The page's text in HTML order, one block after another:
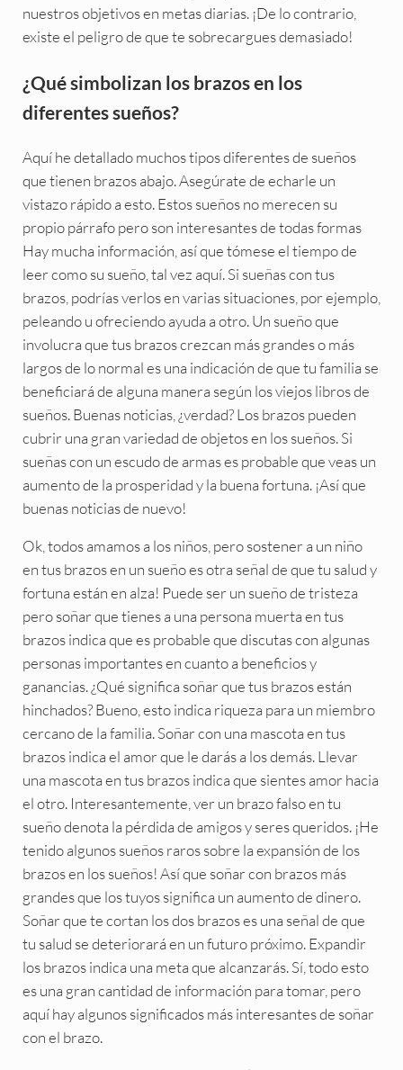
nuestros objetivos en metas diarias. ¡De lo contrario,
existe el peligro de que te sobrecargues demasiado!
¿Qué simbolizan los brazos en los
diferentes sueños?
Aquí he detallado muchos tipos diferentes de sueños
que tienen brazos abajo. Asegúrate de echarle un
vistazo rápido a esto. Estos sueños no merecen su
propio párrafo pero son interesantes de todas formas
Hay mucha información, así que tómese el tiempo de
leer como su sueño, tal vez aquí. Si sueñas con tus
brazos, podrías verlos en varias situaciones, por ejemplo,
peleando u ofreciendo ayuda a otro. Un sueño que
involucra que tus brazos crezcan más grandes o más
largos de lo normal es una indicación de que tu familia se
beneficiará de alguna manera según los viejos libros de
sueños. Buenas noticias, ¿verdad? Los brazos pueden
cubrir una gran variedad de objetos en los sueños. Si
sueñas con un escudo de armas es probable que veas un
aumento de la prosperidad y la buena fortuna. ¡Así que
buenas noticias de nuevo!
Ok, todos amamos a los niños, pero sostener a un niño
en tus brazos en un sueño es otra señal de que tu salud y
fortuna están en alza! Puede ser un sueño de tristeza
pero soñar que tienes a una persona muerta en tus
brazos indica que es probable que discutas con algunas
personas importantes en cuanto a beneficios y
ganancias. ¿Qué significa soñar que tus brazos están
hinchados? Bueno, esto indica riqueza para un miembro
cercano de la familia. Soñar con una mascota en tus
brazos indica el amor que le darás a los demás. Llevar
una mascota en tus brazos indica que sientes amor hacia
el otro. Interesantemente, ver un brazo falso en tu
sueño denota la pérdida de amigos y seres queridos. ¡He
tenido algunos sueños raros sobre la expansión de los
brazos en los sueños! Así que soñar con brazos más
grandes que los tuyos significa un aumento de dinero.
Soñar que te cortan los dos brazos es una señal de que
tu salud se deteriorará en un futuro próximo. Expandir
los brazos indica una meta que alcanzarás. Sí, todo esto
es una gran cantidad de información para tomar, pero
aquí hay algunos significados más interesantes de soñar
con el brazo.